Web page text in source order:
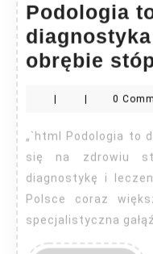
Podologia
obrębie
0
„`html Podologia to dziedzina medycyny skupiająca
się na zdrowiu
diagnostykę i
Polsce coraz
specjalistyczna